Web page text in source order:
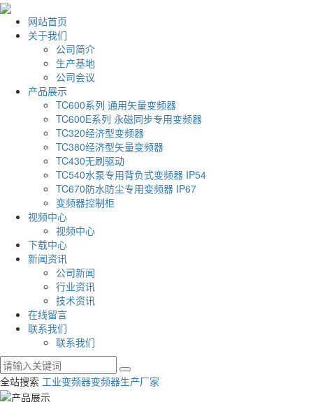
网站首页
关于我们
公司简介
生产基地
公司会议
产品展示
TC600系列 通用矢量变频器
TC600E系列 永磁同步专用变频器
TC320经济型变频器
TC380经济型矢量变频器
TC430无刷驱动
TC540水泵专用背负式变频器 IP54
TC670防水防尘专用变频器 IP67
变频器控制柜
视频中心
视频中心
下载中心
新闻资讯
公司新闻
行业资讯
技术资讯
在线留言
联系我们
联系我们
全站搜索 工业变频器变频器生产厂家